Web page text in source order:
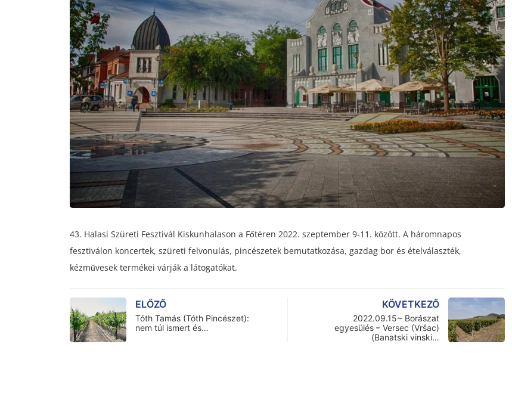
43. Halasi Szüreti Fesztivál Kiskunhalason a Főtéren 2022. szeptember 9-11. között. A háromnapos
fesztiválon koncertek, szüreti felvonulás, pincészetek bemutatkozása, gazdag bor és ételválaszték,
kézművesek termékei várják a látogatókat.
ELŐZŐ
Tóth Tamás (Tóth Pincészet):
nem túl ismert és…
KÖVETKEZŐ
2022.09.15~ Borászat
egyesülés – Versec (Vršac)
(Banatski vinski…